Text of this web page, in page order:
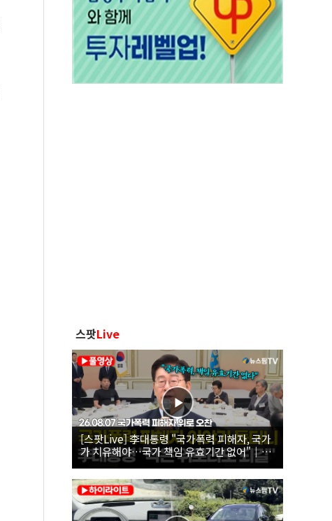
스팟Live
[스팟Live] 李대통령 "국가폭력 피해자, 국가
가 치유해야…국가 책임 유효기간 없어"｜
26.08.07 국가폭력 피해자 위로 오찬